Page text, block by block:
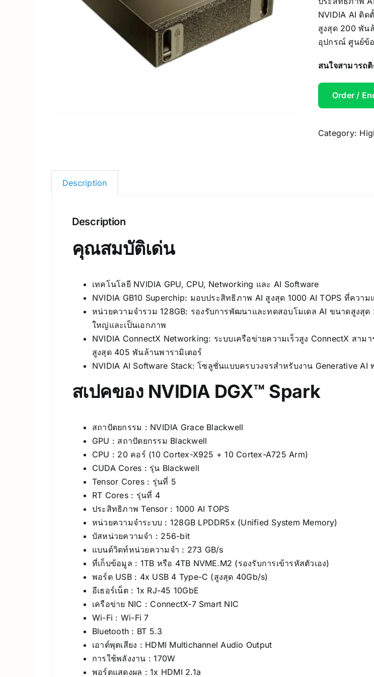
NVIDIA AI ติด
สูงสุด 200 พัน
อุปกรณ์ ศูนย์ข้
สนใจสามารถ
Order /
Category:
Description
Description
คุณสมบัติเด่น
เทคโนโลยี NVIDIA GPU, CPU, Networking และ AI Software
NVIDIA GB10 Superchip: มอบประสิทธิภาพ AI สูงสุด 1000 AI TOPS ที่ควา
หน่วยความจำรวม 128GB: รองรับการพัฒนาและทดสอบโมเดล AI ขนาดสูงสุ
ใหญ่และเป็นเอกภาพ
NVIDIA ConnectX Networking: ระบบเครือข่ายความเร็วสูง ConnectX สาม
สูงสุด 405 พันล้านพารามิเตอร์
NVIDIA AI Software Stack: โซลูชั่นแบบครบวงจรสำหรับงาน Generative AI
สเปคของ NVIDIA DGX™ Spark
สถาปัตยกรรม : NVIDIA Grace Blackwell
GPU : สถาปัตยกรรม Blackwell
CPU : 20 คอร์ (10 Cortex-X925 + 10 Cortex-A725 Arm)
CUDA Cores : รุ่น Blackwell
Tensor Cores : รุ่นที่ 5
RT Cores : รุ่นที่ 4
ประสิทธิภาพ Tensor : 1000 AI TOPS
หน่วยความจำระบบ : 128GB LPDDR5x (Unified System Memory)
บัสหน่วยความจำ : 256-bit
แบนด์วิดท์หน่วยความจำ : 273 GB/s
ที่เก็บข้อมูล : 1TB หรือ 4TB NVME.M2 (รองรับการเข้ารหัสตัวเอง)
พอร์ต USB : 4x USB 4 Type-C (สูงสุด 40Gb/s)
อีเธอร์เน็ต : 1x RJ-45 10GbE
เครือข่าย NIC : ConnectX-7 Smart NIC
Wi-Fi : Wi-Fi 7
Bluetooth : BT 5.3
เอาต์พุตเสียง : HDMI Multichannel Audio Output
การใช้พลังงาน : 170W
พอร์ตแสดงผล : 1x HDMI 2.1a